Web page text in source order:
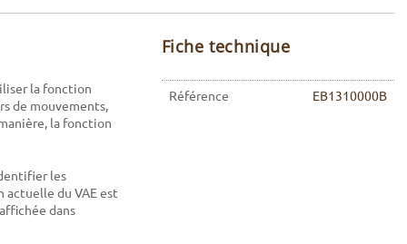
la fonction
de mouvements,
la fonction
les
actuelle du VAE est
dans
Fiche technique
Référence EB1310000B